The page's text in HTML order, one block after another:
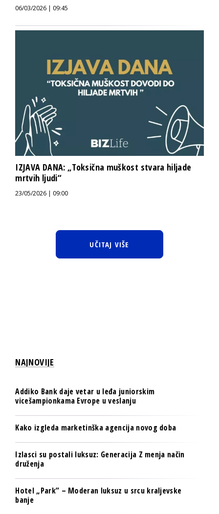
06/03/2026 | 09:45
IZJAVA DANA: „Toksična muškost stvara hiljade
mrtvih ljudi“
23/05/2026 | 09:00
UČITAJ VIŠE
NAJNOVIJE
Addiko Bank daje vetar u leđa juniorskim
vicešampionkama Evrope u veslanju
Kako izgleda marketinška agencija novog doba
Izlasci su postali luksuz: Generacija Z menja način
druženja
Hotel „Park” – Moderan luksuz u srcu kraljevske
banje